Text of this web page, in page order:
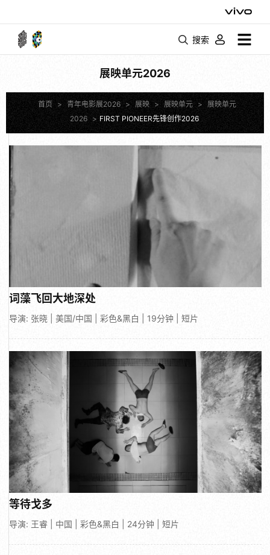
搜索
展映单元2026
首页 > 青年电影展2026 > 展映 > 展映单元 > 展映单元
2026 > FIRST PIONEER先锋创作2026
词藻飞回大地深处
导演: 张晓 | 美国/中国 | 彩色&黑白 | 19分钟 | 短片
等待戈多
导演: 王睿 | 中国 | 彩色&黑白 | 24分钟 | 短片